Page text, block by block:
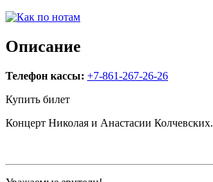
Описание
Телефон кассы: +7-861-267-26-26
Купить билет
Концерт Николая и Анастасии Колчевских.